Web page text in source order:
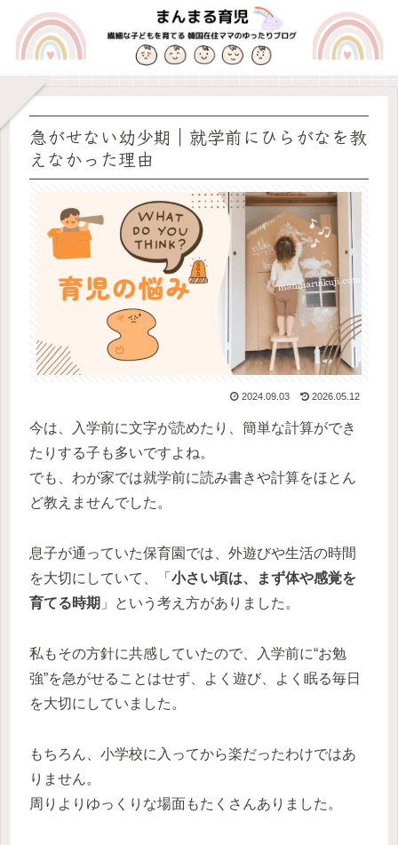
急がせない幼少期｜就学前にひらがなを教
えなかった理由
2024.09.03 2026.05.12
今は、入学前に文字が読めたり、簡単な計算ができ
たりする子も多いですよね。
でも、わが家では就学前に読み書きや計算をほとん
ど教えませんでした。
息子が通っていた保育園では、外遊びや生活の時間
を大切にしていて、「 小さい頃は、まず体や感覚を
育てる時期 」という考え方がありました。
私もその方針に共感していたので、入学前に“お勉
強”を急がせることはせず、よく遊び、よく眠る毎日
を大切にしていました。
もちろん、小学校に入ってから楽だったわけではあ
りません。
周りよりゆっくりな場面もたくさんありました。